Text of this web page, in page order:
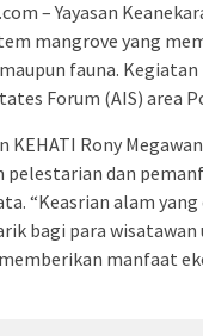
– Yayasan
mangrove yang
fauna.
Forum (AIS) area
KEHATI Rony
dan
“Keasrian alam
bagi para
manfaat